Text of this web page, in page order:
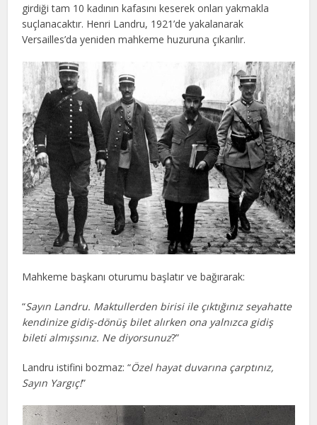
girdiği tam 10 kadının kafasını keserek onları yakmakla
suçlanacaktır. Henri Landru, 1921’de yakalanarak
Versailles’da yeniden mahkeme huzuruna çıkarılır.
Mahkeme başkanı oturumu başlatır ve bağırarak:
“Sayın Landru. Maktullerden birisi ile çıktığınız seyahatte
kendinize gidiş-dönüş bilet alırken ona yalnızca gidiş
bileti almışsınız. Ne diyorsunuz?”
Landru istifini bozmaz: “Özel hayat duvarına çarptınız,
Sayın Yargıç!”